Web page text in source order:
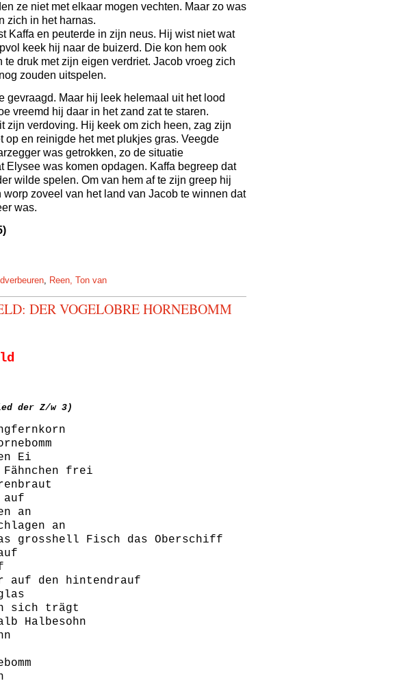
ze niet met elkaar mogen vechten. Maar zo was
zich in het harnas.
Kaffa en peuterde in zijn neus. Hij wist niet wat
keek hij naar de buizerd. Die kon hem ook
druk met zijn eigen verdriet. Jacob vroeg zich
zouden uitspelen.
gevraagd. Maar hij leek helemaal uit het lood
vreemd hij daar in het zand zat te staren.
zijn verdoving. Hij keek om zich heen, zag zijn
op en reinigde het met plukjes gras. Veegde
was getrokken, zo de situatie
Elysee was komen opdagen. Kaffa begreep dat
wilde spelen. Om van hem af te zijn greep hij
zoveel van het land van Jacob te winnen dat
was.
, Reen, Ton van
DER VOGELOBRE HORNEBOMM
der Z/w 3)
Ei
frei
auf
an
an
grosshell Fisch das Oberschiff
auf den hintendrauf
sich trägt
Halbesohn